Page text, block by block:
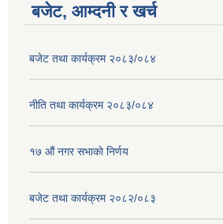
बजेट, आम्दनी र खर्च
बजेट तथा कार्यक्रम २०८३/०८४
नीति तथा कार्यक्रम २०८३/०८४
१७ ‌‍औं नगर सभाकाे निर्णय
बजेट तथा कार्यक्रम २०८२/०८३